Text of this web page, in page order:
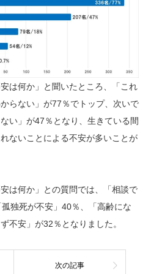
は何か」と聞いたところ、「これ
らない」が77％でトップ、次いで
い」が47％となり、生きている間
ないことによる不安が多いことが
は何か」との質問では、「相談で
独死が不安」40％、「高齢にな
不安」が32％となりました。
次の記事